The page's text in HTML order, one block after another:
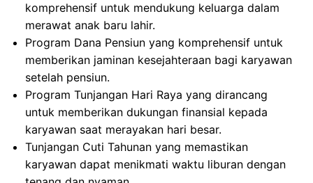
komprehensif untuk mendukung keluarga dalam
merawat anak baru lahir.
Program Dana Pensiun yang komprehensif untuk
memberikan jaminan kesejahteraan bagi karyawan
setelah pensiun.
Program Tunjangan Hari Raya yang dirancang
untuk memberikan dukungan finansial kepada
karyawan saat merayakan hari besar.
Tunjangan Cuti Tahunan yang memastikan
karyawan dapat menikmati waktu liburan dengan